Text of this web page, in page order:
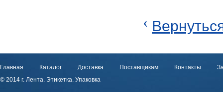
‹
Главная Каталог Доставка Поставщикам Контакты
© 2014 г. Лента. Этикетка. Упаковка